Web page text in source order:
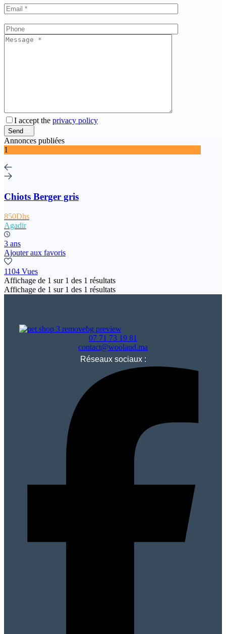
I accept the privacy policy
Send
Annonces publiées
1
Chiots Berger gris
850Dhs
Agadir
3 ans
Ajouter aux favoris
1104 Vues
Affichage de 1 sur 1 des 1 résultats
Affichage de 1 sur 1 des 1 résultats
07 71 73 19 81
contact@wooland.ma
Réseaux sociaux :